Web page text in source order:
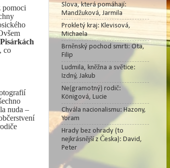
pomoci
co
nuda –
Slova, která pomáhají:
Mandžuková, Jarmila
Prokletý kraj: Klevisová,
Michaela
Brněnský pochod smrti: Ota,
Filip
Ludmila, kněžna a světice:
Izdný, Jakub
Ne(gramotný) rodič:
Königová, Lucie
Chvála nacionalismu: Hazony,
Yoram
Hrady bez ohrady (to
nejkrásnější z Česka): David,
Peter